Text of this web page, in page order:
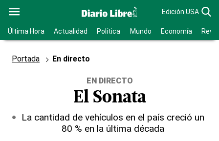
Edición USA
Última Hora Actualidad Política Mundo Economía
Portada En directo
EN DIRECTO
El Sonata
La cantidad de vehículos en el país creció un
80 % en la última década